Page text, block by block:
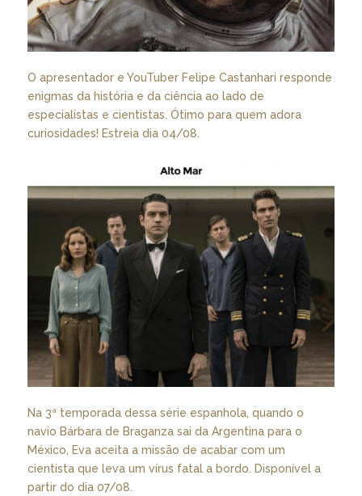
O apresentador e YouTuber Felipe Castanhari responde
enigmas da história e da ciência ao lado de
especialistas e cientistas. Ótimo para quem adora
curiosidades! Estreia dia 04/08.
Na 3ª temporada dessa série espanhola, quando o
navio Bárbara de Braganza sai da Argentina para o
México, Eva aceita a missão de acabar com um
cientista que leva um vírus fatal a bordo. Disponível a
partir do dia 07/08.